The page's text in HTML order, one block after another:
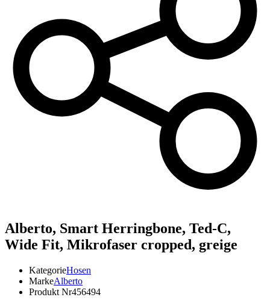
Alberto, Smart Herringbone, Ted-C,
Wide Fit, Mikrofaser cropped, greige
KategorieHosen
MarkeAlberto
Produkt Nr456494